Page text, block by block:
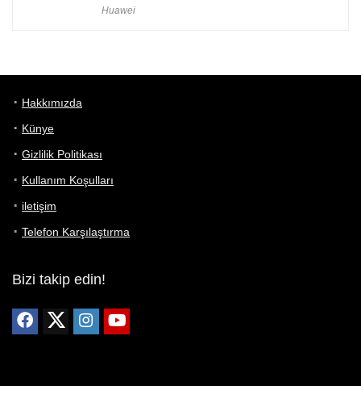
Huawei
Hakkımızda
Künye
Gizlilik Politikası
Kullanım Koşulları
iletişim
Telefon Karşılaştırma
Bizi takip edin!